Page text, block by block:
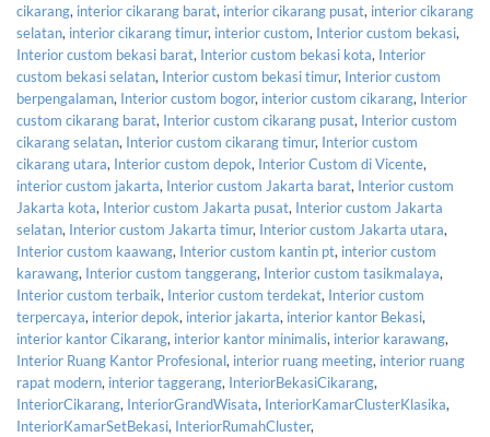
cikarang, interior cikarang barat, interior cikarang pusat, interior cikarang
selatan, interior cikarang timur, interior custom, Interior custom bekasi,
Interior custom bekasi barat, Interior custom bekasi kota, Interior
custom bekasi selatan, Interior custom bekasi timur, Interior custom
berpengalaman, Interior custom bogor, interior custom cikarang, Interior
custom cikarang barat, Interior custom cikarang pusat, Interior custom
cikarang selatan, Interior custom cikarang timur, Interior custom
cikarang utara, Interior custom depok, Interior Custom di Vicente,
interior custom jakarta, Interior custom Jakarta barat, Interior custom
Jakarta kota, Interior custom Jakarta pusat, Interior custom Jakarta
selatan, Interior custom Jakarta timur, Interior custom Jakarta utara,
Interior custom kaawang, Interior custom kantin pt, interior custom
karawang, Interior custom tanggerang, Interior custom tasikmalaya,
Interior custom terbaik, Interior custom terdekat, Interior custom
terpercaya, interior depok, interior jakarta, interior kantor Bekasi,
interior kantor Cikarang, interior kantor minimalis, interior karawang,
Interior Ruang Kantor Profesional, interior ruang meeting, interior ruang
rapat modern, interior taggerang, InteriorBekasiCikarang,
InteriorCikarang, InteriorGrandWisata, InteriorKamarClusterKlasika,
InteriorKamarSetBekasi, InteriorRumahCluster,